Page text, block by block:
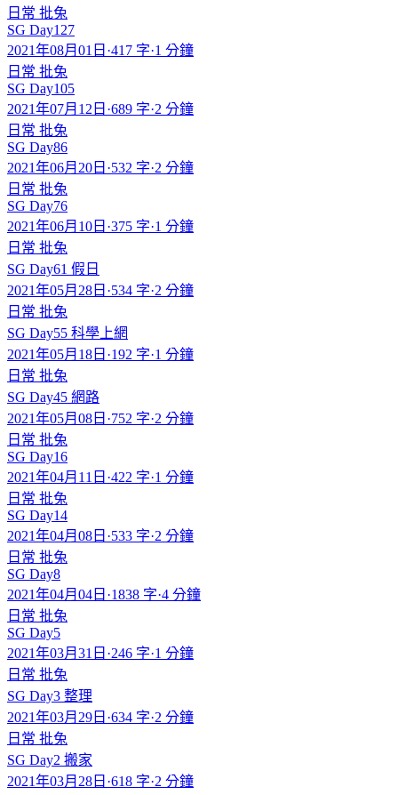
日常 批兔
SG Day127
2021年08月01日 ·417 字·1 分鐘
日常 批兔
SG Day105
2021年07月12日 ·689 字·2 分鐘
日常 批兔
SG Day86
2021年06月20日 ·532 字·2 分鐘
日常 批兔
SG Day76
2021年06月10日 ·375 字·1 分鐘
日常 批兔
SG Day61 假日
2021年05月28日 ·534 字·2 分鐘
日常 批兔
SG Day55 科學上網
2021年05月18日 ·192 字·1 分鐘
日常 批兔
SG Day45 網路
2021年05月08日 ·752 字·2 分鐘
日常 批兔
SG Day16
2021年04月11日 ·422 字·1 分鐘
日常 批兔
SG Day14
2021年04月08日 ·533 字·2 分鐘
日常 批兔
SG Day8
2021年04月04日 ·1838 字·4 分鐘
日常 批兔
SG Day5
2021年03月31日 ·246 字·1 分鐘
日常 批兔
SG Day3 整理
2021年03月29日 ·634 字·2 分鐘
日常 批兔
SG Day2 搬家
2021年03月28日 ·618 字·2 分鐘